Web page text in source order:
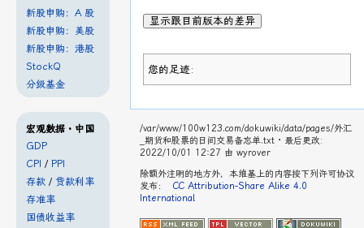
显示跟目前版本的差异
您的足迹:
新股申购：A 股
新股申购：美股
新股申购：港股
StockQ
分级基金
宏观数据・中国
GDP
CPI / PPI
存款 / 贷款利率
存准率
国债收益率
/var/www/100w123.com/dokuwiki/data/pages/外汇
_期货和股票的日间交易备忘单.txt · 最后更改:
2022/10/01 12:27 由 wyrover
除额外注明的地方外，本维基上的内容按下列许可协议
发布：
CC Attribution-Share Alike 4.0
International